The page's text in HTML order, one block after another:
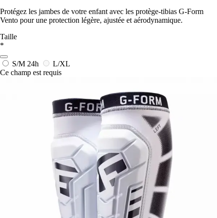
Protégez les jambes de votre enfant avec les protège-tibias G-Form
Vento pour une protection légère, ajustée et aérodynamique.
Taille
*
S/M 24h
L/XL
Ce champ est requis